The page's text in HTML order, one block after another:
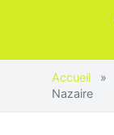
Accueil »
Nazaire